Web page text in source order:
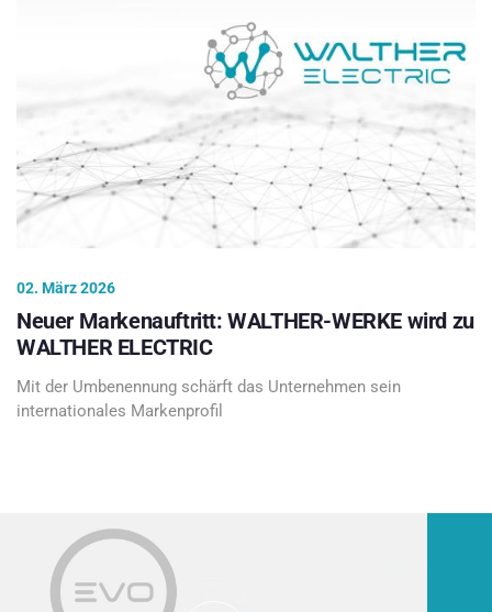
02. März 2026
Neuer Markenauftritt: WALTHER-WERKE wird zu
WALTHER ELECTRIC
Mit der Umbenennung schärft das Unternehmen sein
internationales Markenprofil